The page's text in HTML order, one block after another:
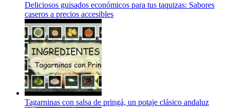
Deliciosos guisados económicos para tus taquizas: Sabores
caseros a precios accesibles
Tagarninas con salsa de pringá, un potaje clásico andaluz